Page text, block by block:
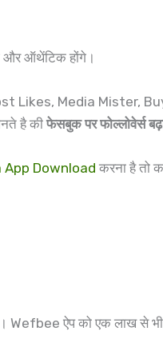
और ऑथेंटिक होंगे।
Media Mister,
है की फेसबुक पर फोल्लोवेर्स
App Download करना है तो
Wefbee ऐप को एक लाख से